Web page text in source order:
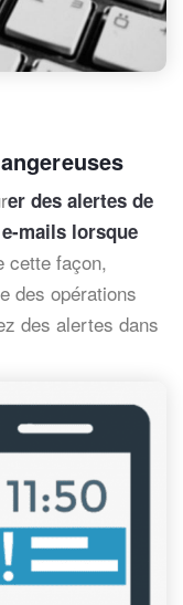
er des alertes de
mails lorsque
cette façon,
des opérations
des alertes dans